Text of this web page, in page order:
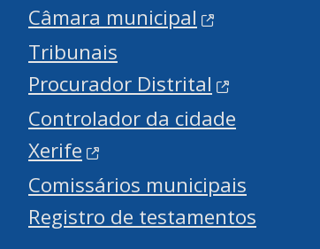
Câmara municipal
Tribunais
Procurador Distrital
Controlador da cidade
Xerife
Comissários municipais
Registro de testamentos